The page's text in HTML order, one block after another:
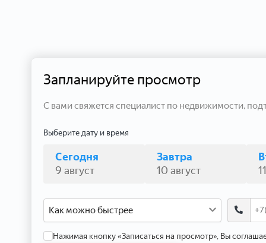
Запланируйте просмотр
С вами свяжется специалист по недвижимости,
Выберите дату и время
Сегодня
9 август
Завтра
10 август
Как можно быстрее
Нажимая кнопку «Записаться на просмотр», Вы